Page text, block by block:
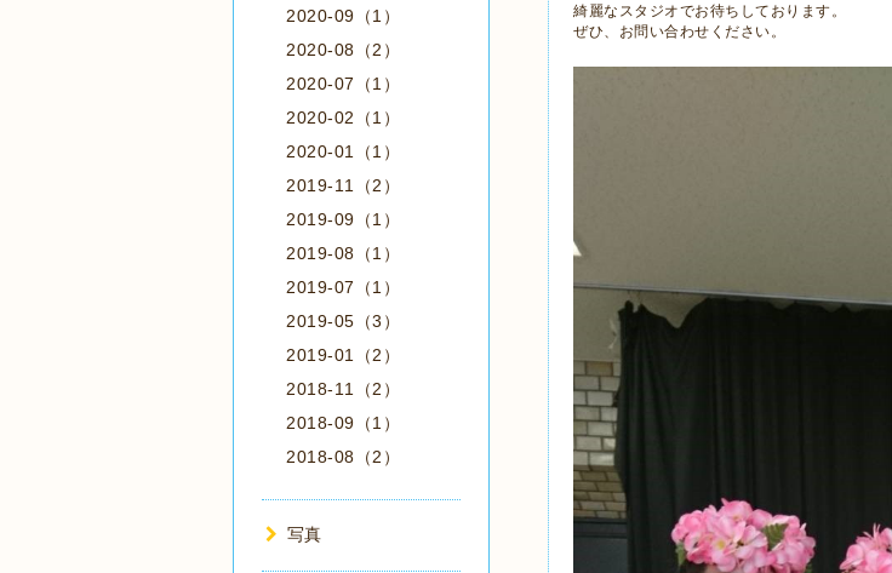
綺麗なスタジオでお待ちしております。
ぜひ、お問い合わせください。
2020-09（1）
2020-08（2）
2020-07（1）
2020-02（1）
2020-01（1）
2019-11（2）
2019-09（1）
2019-08（1）
2019-07（1）
2019-05（3）
2019-01（2）
2018-11（2）
2018-09（1）
2018-08（2）
写真